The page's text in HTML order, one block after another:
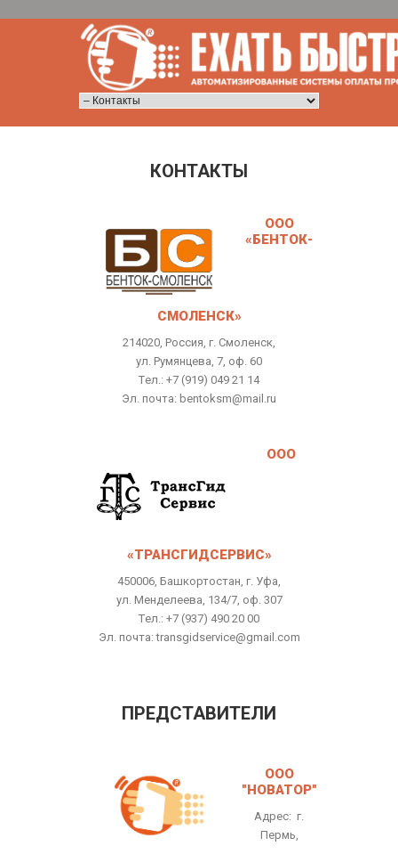
КОНТАКТЫ
ООО
«БЕНТОК-
СМОЛЕНСК»
214020, Россия, г. Смоленск,
ул. Румянцева, 7, оф. 60
Tел.: +7 (919) 049 21 14
Эл. почта: bentoksm@mail.ru
ООО
«ТРАНСГИДСЕРВИС»
450006, Башкортостан, г. Уфа,
ул. Менделеева, 134/7, оф. 307
Tел.: +7 (937) 490 20 00
Эл. почта: transgidservice@gmail.com
ПРЕДСТАВИТЕЛИ
ООО
"НОВАТОР"
Адрес: г.
Пермь,